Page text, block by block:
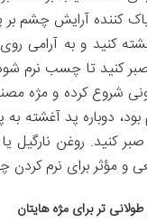
کننده آرایش چشم
کنید و به آرامی
صبر کنید تا چسب نرم
شروع کرده و مژه
دوباره پد آغشته به
کنید. روغن نارگیل
و مؤثر برای نرم
تر برای مژه هایتان